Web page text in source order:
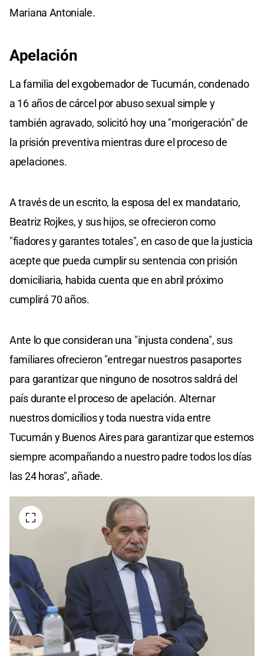
Mariana Antoniale.
Apelación
La familia del exgobernador de Tucumán, condenado
a 16 años de cárcel por abuso sexual simple y
también agravado, solicitó hoy una "morigeración" de
la prisión preventiva mientras dure el proceso de
apelaciones.
A través de un escrito, la esposa del ex mandatario,
Beatriz Rojkes, y sus hijos, se ofrecieron como
"fiadores y garantes totales", en caso de que la justicia
acepte que pueda cumplir su sentencia con prisión
domiciliaria, habida cuenta que en abril próximo
cumplirá 70 años.
Ante lo que consideran una "injusta condena", sus
familiares ofrecieron "entregar nuestros pasaportes
para garantizar que ninguno de nosotros saldrá del
país durante el proceso de apelación. Alternar
nuestros domicilios y toda nuestra vida entre
Tucumán y Buenos Aires para garantizar que estemos
siempre acompañando a nuestro padre todos los días
las 24 horas", añade.